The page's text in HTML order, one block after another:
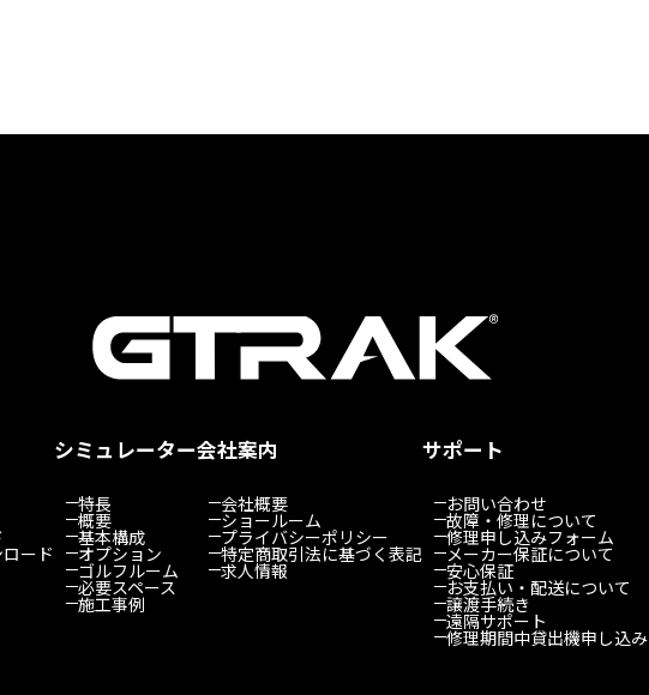
ード
シミュレーター
特長
概要
基本構成
オプション
ゴルフルーム
必要スペース
施工事例
会社案内
会社概要
ショールーム
プライバシーポリシー
特定商取引法に基づく表記
求人情報
サポート
お問い合わせ
故障・修理について
修理申し込みフォーム
メーカー保証について
安心保証
お支払い・配送について
譲渡手続き
遠隔サポート
修理期間中貸出機申し込み